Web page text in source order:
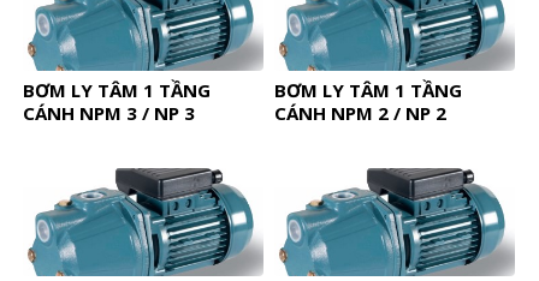
BƠM LY TÂM 1 TẦNG
CÁNH NPM 3 / NP 3
BƠM LY TÂM 1 TẦNG
CÁNH NPM 2 / NP 2